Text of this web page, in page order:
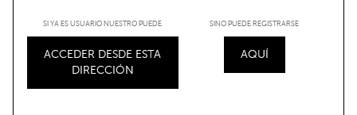
SI YA ES USUARIO NUESTRO PUEDE
ACCEDER DESDE ESTA
DIRECCIÓN
SINO PUEDE REGISTRARSE
AQUÍ